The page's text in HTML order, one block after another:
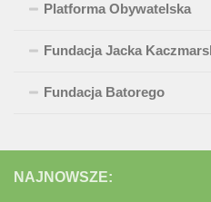
Platforma Obywatelska
Fundacja Jacka
Fundacja Batorego
NAJNOWSZE: